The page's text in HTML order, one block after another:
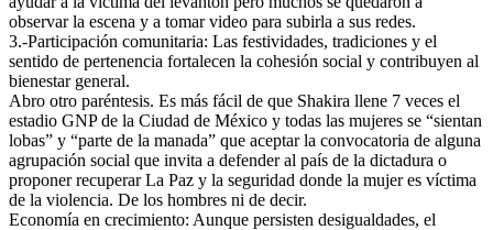
observar la escena y a tomar video para subirla a sus redes.
3.-Participación comunitaria: Las festividades, tradiciones y el
sentido de pertenencia fortalecen la cohesión social y contribuyen al
bienestar general.
Abro otro paréntesis. Es más fácil de que Shakira llene 7 veces el
estadio GNP de la Ciudad de México y todas las mujeres se “sientan
lobas” y “parte de la manada” que aceptar la convocatoria de alguna
agrupación social que invita a defender al país de la dictadura o
proponer recuperar La Paz y la seguridad donde la mujer es víctima
de la violencia. De los hombres ni de decir.
Economía en crecimiento: Aunque persisten desigualdades, el